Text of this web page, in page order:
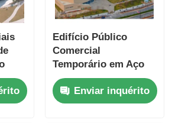
Edifício Público
Comercial
Temporário em Aço
S355JR Pré-
Fabricado
Personalizado
Enviar inquérito